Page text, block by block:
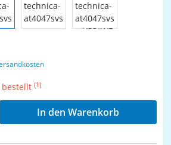
bestellt (1)
Gib den gewünschten
In den Warenkorb